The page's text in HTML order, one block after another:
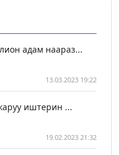
адам наараз...
13.03.2023 19:22
иштерин ...
19.02.2023 21:32